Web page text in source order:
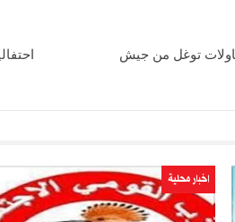
توغل من جيش
اخبار محلية